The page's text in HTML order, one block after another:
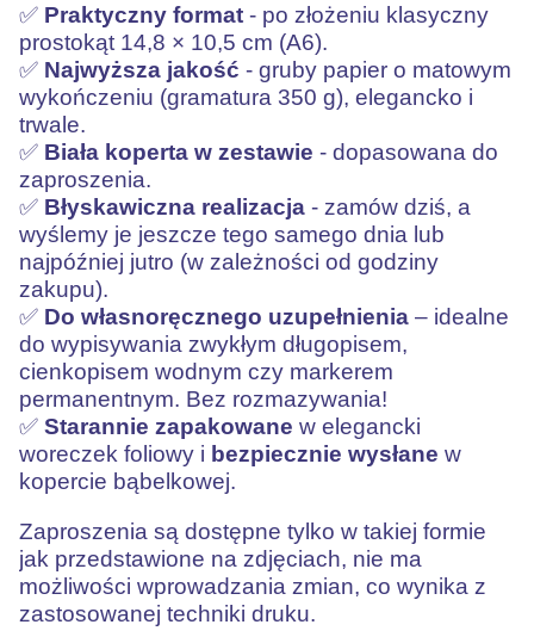
✅ Praktyczny format - po złożeniu klasyczny
prostokąt 14,8 × 10,5 cm (A6).
✅ Najwyższa jakość - gruby papier o matowym
wykończeniu (gramatura 350 g), elegancko i
trwale.
✅ Biała koperta w zestawie - dopasowana do
zaproszenia.
✅ Błyskawiczna realizacja - zamów dziś, a
wyślemy je jeszcze tego samego dnia lub
najpóźniej jutro (w zależności od godziny
zakupu).
✅ Do własnoręcznego uzupełnienia – idealne
do wypisywania zwykłym długopisem,
cienkopisem wodnym czy markerem
permanentnym. Bez rozmazywania!
✅ Starannie zapakowane w elegancki
woreczek foliowy i bezpiecznie wysłane w
kopercie bąbelkowej.
Zaproszenia są dostępne tylko w takiej formie
jak przedstawione na zdjęciach, nie ma
możliwości wprowadzania zmian, co wynika z
zastosowanej techniki druku.